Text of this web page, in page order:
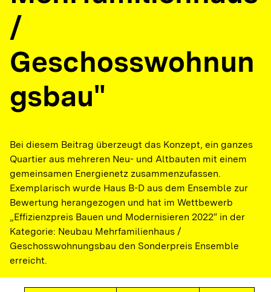
/
Geschosswohnun
gsbau"
Bei diesem Beitrag überzeugt das Konzept, ein ganzes
Quartier aus mehreren Neu- und Altbauten mit einem
gemeinsamen Energienetz zusammenzufassen.
Exemplarisch wurde Haus B-D aus dem Ensemble zur
Bewertung herangezogen und hat im Wettbewerb
„Effizienzpreis Bauen und Modernisieren 2022“ in der
Kategorie: Neubau Mehrfamilienhaus /
Geschosswohnungsbau den Sonderpreis Ensemble
erreicht.